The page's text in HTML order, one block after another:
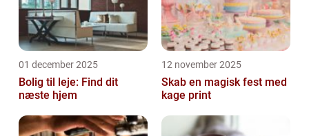
01 december 2025
Bolig til leje: Find dit
næste hjem
12 november 2025
Skab en magisk fest med
kage print